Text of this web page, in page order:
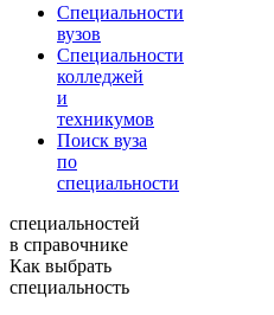
Специальности
вузов
Специальности
колледжей
и
техникумов
Поиск вуза
по
специальности
специальностей
в справочнике
Как выбрать
специальность